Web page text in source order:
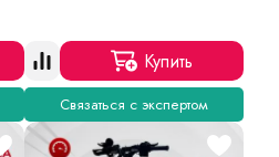
Купить
Связаться с экспертом